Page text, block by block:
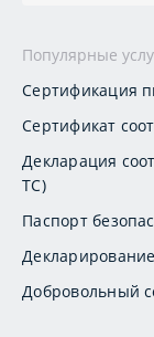
Популярные
Сертификация
Сертификат
Декларация
ТС)
Паспорт
Добровольный